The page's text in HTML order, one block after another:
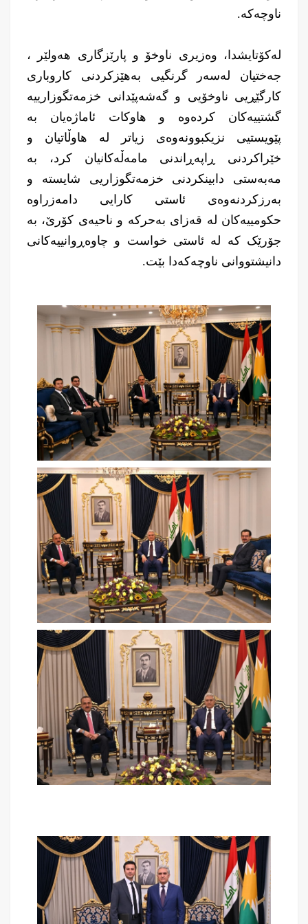
ناوچەکە.
لەكۆتایشدا، وەزیری ناوخۆ و پارێزگاری هەولێر ،
جەختیان لەسەر گرنگیی بەهێزکردنی کاروباری
کارگێڕیی ناوخۆیی و گەشەپێدانی خزمەتگوزارییە
گشتییەکان کردەوە و هاوكات ئاماژەیان بە
پێویستیی نزیکبوونەوەی زیاتر لە هاوڵاتیان و
خێراکردنی ڕاپەڕاندنی مامەڵەکانیان کرد، بە
مەبەستی دابینکردنی خزمەتگوزاریی شایستە و
بەرزکردنەوەی ئاستی کارایی دامەزراوە
حکومییەکان لە قەزای بەحرکە و ناحیەی کۆرێ، بە
جۆرێک کە لە ئاستی خواست و چاوەڕوانییەکانی
دانیشتووانی ناوچەکەدا بێت.